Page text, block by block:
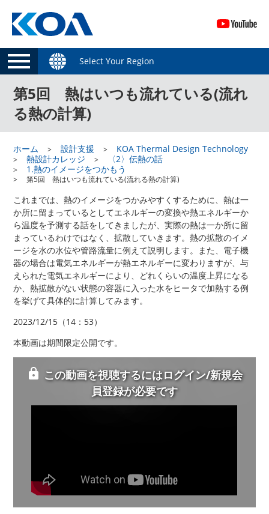
Select Your Region
第5回 熱はいつも流れている(流れ
る熱の計算)
ホーム 設計支援
KOA Thermal Design Technology
熱設計カレッジ
〈2〉伝熱の話
1.熱のイメージをつかもう
第5回 熱はいつも流れている(流れる熱の計算)
これまでは、熱のイメージをつかみやすくするために、熱は一
か所に留まっているとしてエネルギーの変換や熱エネルギーか
ら温度を予測する話をしてきましたが、実際の熱は一か所に留
まっているわけではなく、拡散していきます。熱の拡散のイメ
ージを水の水位や管路流量に例えて説明します。また、電子機
器の場合は電気エネルギーが熱エネルギーに変わりますが、与
えられた電気エネルギーにより、どれくらいの温度上昇になる
か、熱拡散がない状態の容器に入った水をヒータで加熱する例
を挙げて具体的に計算してみます。
2023/12/15（14：53）
本動画は期間限定公開です。
この動画を視聴するにはログイン/新規会
員登録が必要です